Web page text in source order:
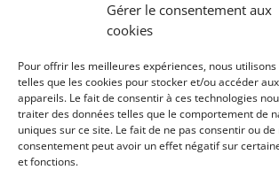
Gérer le consentement aux
cookies
Pour offrir les meilleures expériences, nous
telles que les cookies pour stocker et/ou accéder
appareils. Le fait de consentir à ces technologies
traiter des données telles que le comportement de
uniques sur ce site. Le fait de ne pas consentir ou
consentement peut avoir un effet négatif sur
et fonctions.
Le CHU de Caen Normandie étant
aussi raccordés au réseau de
Caen Nord.
Cette action s’inscrit dans la
du CHU de Caen